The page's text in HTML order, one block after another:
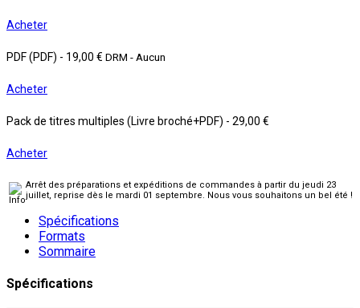
Acheter
PDF (PDF) - 19,00 € DRM - Aucun
Acheter
Pack de titres multiples (Livre broché+PDF) - 29,00 €
Acheter
Arrêt des préparations et expéditions de commandes à partir du jeudi 23
juillet, reprise dès le mardi 01 septembre. Nous vous souhaitons un bel été !
Spécifications
Formats
Sommaire
Spécifications